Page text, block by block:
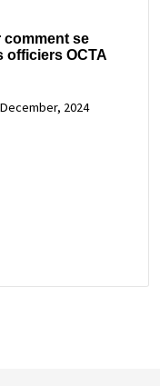
comment se
officiers OCTA
2024